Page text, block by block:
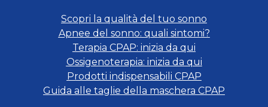
Scopri la qualità del tuo sonno
Apnee del sonno: quali sintomi?
Terapia CPAP: inizia da qui
Ossigenoterapia: inizia da qui
Prodotti indispensabili CPAP
Guida alle taglie della maschera CPAP